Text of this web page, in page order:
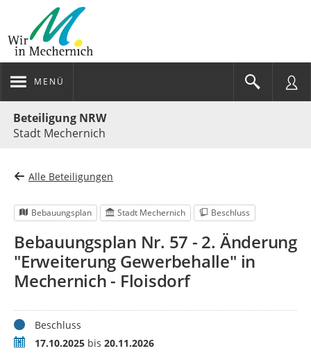
MENÜ
Beteiligung NRW
Stadt Mechernich
Alle Beteiligungen
Bebauungsplan Stadt Mechernich Beschluss
Bebauungsplan Nr. 57 - 2. Änderung
"Erweiterung Gewerbehalle" in
Mechernich - Floisdorf
StatusBeschluss
Zeitraum17.10.2025 bis 20.11.2026